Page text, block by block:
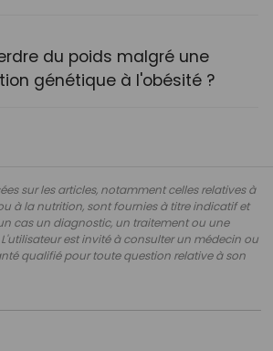
du poids malgré une
génétique à l'obésité ?
sur les articles, notamment celles relatives à
à la nutrition, sont fournies à titre indicatif et
cas un diagnostic, un traitement ou une
est invité à consulter un médecin ou
qualifié pour toute question relative à son